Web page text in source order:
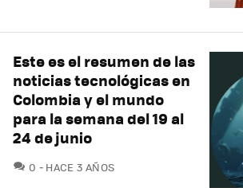
Este es el resumen de las
noticias tecnológicas en
Colombia y el mundo
para la semana del 19 al
24 de junio
0 COMENTARIOS
HACE 3 AÑOS